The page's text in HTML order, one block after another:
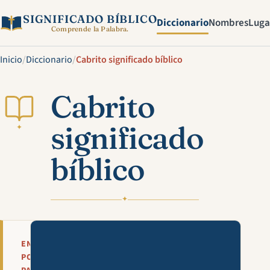
SIGNIFICADO BÍBLICO
Comprende la Palabra. DiccionarioNombres
Inicio/Diccionario/Cabrito significado bíblico
✦
Cabrito
significado
bíblico
✦
EN
POCAS
Mira esta explicación en